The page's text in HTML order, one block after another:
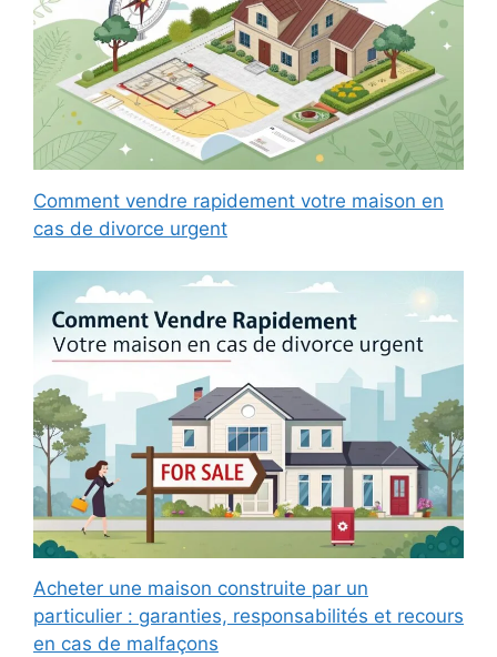
Comment vendre rapidement votre maison en
cas de divorce urgent
Acheter une maison construite par un
particulier : garanties, responsabilités et recours
en cas de malfaçons